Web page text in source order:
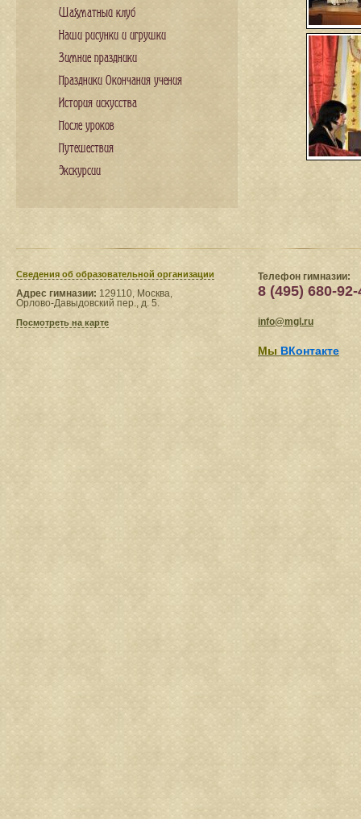
Шахматный клуб
Наши рисунки и игрушки
Зимние праздники
Праздники Окончания учения
История искусства
После уроков
Путешествия
Экскурсии
Сведения​ об образовательной организации
Адрес гимназии: 129110, Москва,
Орлово-Давыдовский пер., д. 5.
Посмотреть на карте
Телефон гимназии:
8 (495) 680-92-
info@mgl.ru
Мы ВКонтакте